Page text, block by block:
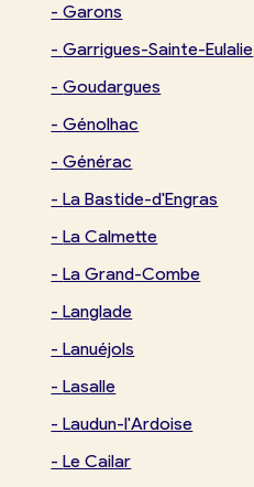
-Garons
-Garrigues-Sainte-Eulalie
-Goudargues
-Génolhac
-Générac
-La Bastide-d'Engras
-La Calmette
-La Grand-Combe
-Langlade
-Lanuéjols
-Lasalle
-Laudun-l'Ardoise
-Le Cailar